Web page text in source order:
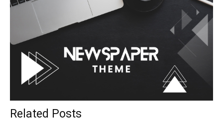
Related Posts